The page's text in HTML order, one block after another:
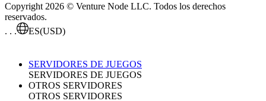
Copyright 2026 © Venture Node LLC. Todos los derechos
reservados.
. . .
ES(USD)
SERVIDORES DE JUEGOS
SERVIDORES DE JUEGOS
OTROS SERVIDORES
OTROS SERVIDORES